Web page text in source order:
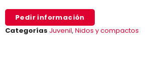
Pedir información
Categorías Juvenil, Nidos y compactos